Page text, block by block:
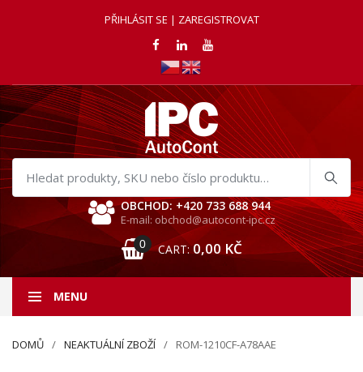
PŘIHLÁSIT SE | ZAREGISTROVAT
Hledat
produkty
OBCHOD: +420 733 688 944
E-mail: obchod@autocont-ipc.cz
0 CART: 0,00 KČ
MENU
DOMŮ NEAKTUÁLNÍ ZBOŽÍ ROM-1210CF-A78AAE